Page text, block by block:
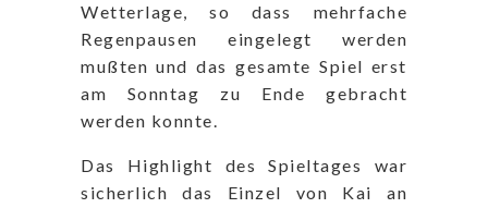
Wetterlage, so dass mehrfache
Regenpausen eingelegt werden
mußten und das gesamte Spiel erst
am Sonntag zu Ende gebracht
werden konnte.
Das Highlight des Spieltages war
sicherlich das Einzel von Kai an